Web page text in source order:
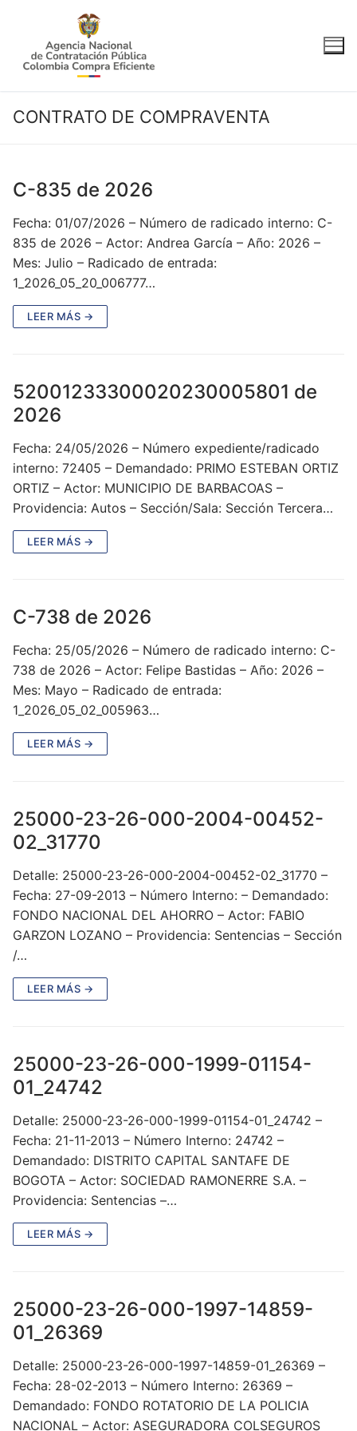
contenido
CONTRATO DE COMPRAVENTA
C-835 de 2026
Fecha: 01/07/2026 – Número de radicado interno: C-
835 de 2026 – Actor: Andrea García – Año: 2026 –
Mes: Julio – Radicado de entrada:
1_2026_05_20_006777…
LEER MÁS →
52001233300020230005801 de
2026
Fecha: 24/05/2026 – Número expediente/radicado
interno: 72405 – Demandado: PRIMO ESTEBAN ORTIZ
ORTIZ – Actor: MUNICIPIO DE BARBACOAS –
Providencia: Autos – Sección/Sala: Sección Tercera…
LEER MÁS →
C-738 de 2026
Fecha: 25/05/2026 – Número de radicado interno: C-
738 de 2026 – Actor: Felipe Bastidas – Año: 2026 –
Mes: Mayo – Radicado de entrada:
1_2026_05_02_005963…
LEER MÁS →
25000-23-26-000-2004-00452-
02_31770
Detalle: 25000-23-26-000-2004-00452-02_31770 –
Fecha: 27-09-2013 – Número Interno: – Demandado:
FONDO NACIONAL DEL AHORRO – Actor: FABIO
GARZON LOZANO – Providencia: Sentencias – Sección
/…
LEER MÁS →
25000-23-26-000-1999-01154-
01_24742
Detalle: 25000-23-26-000-1999-01154-01_24742 –
Fecha: 21-11-2013 – Número Interno: 24742 –
Demandado: DISTRITO CAPITAL SANTAFE DE
BOGOTA – Actor: SOCIEDAD RAMONERRE S.A. –
Providencia: Sentencias –…
LEER MÁS →
25000-23-26-000-1997-14859-
01_26369
Detalle: 25000-23-26-000-1997-14859-01_26369 –
Fecha: 28-02-2013 – Número Interno: 26369 –
Demandado: FONDO ROTATORIO DE LA POLICIA
NACIONAL – Actor: ASEGURADORA COLSEGUROS